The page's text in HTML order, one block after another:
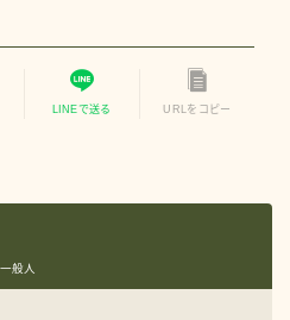
LINEで送る URLをコピー
般人